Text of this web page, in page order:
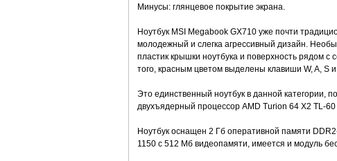
Минусы: глянцевое покрытие экрана.
Ноутбук MSI Megabook GX710 уже почти
молодежный и слегка агрессивный дизайн.
пластик крышки ноутбука и поверхность рядом
того, красным цветом выделены клавиши W, A, S
Это единственный ноутбук в данной категории,
двухъядерный процессор AMD Turion 64 Х2 TL-
Ноутбук оснащен 2 Гб оперативной памяти
1150 с 512 Мб видеопамяти, имеется и модуль